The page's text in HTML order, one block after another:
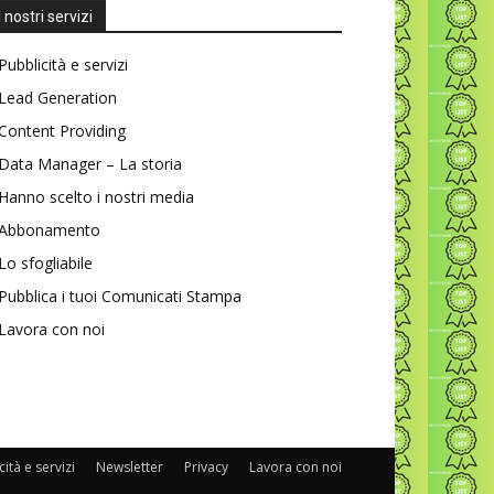
I nostri servizi
Pubblicità e servizi
Lead Generation
Providing
Data Manager – La storia
Hanno scelto i nostri media
Lo sfogliabile
Pubblica i tuoi Comunicati Stampa
Lavora con noi
e servizi Newsletter Privacy Lavora con noi